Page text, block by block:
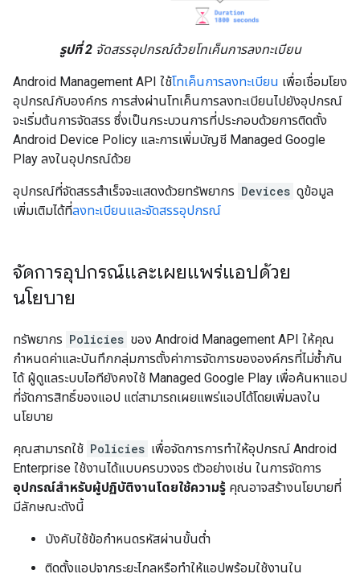
รูปที่ 2จัดสรรอุปกรณ์ด้วยโทเค็นการลงทะเบียน
Android Management API ใช้โทเค็นการลงทะเบียน เพื่อเชื่อมโยง
อุปกรณ์กับองค์กร การส่งผ่านโทเค็นการลงทะเบียนไปยังอุปกรณ์
จะเริ่มต้นการจัดสรร ซึ่งเป็นกระบวนการที่ประกอบด้วยการติดตั้ง
Android Device Policy และการเพิ่มบัญชี Managed Google
Play ลงในอุปกรณ์ด้วย
อุปกรณ์ที่จัดสรรสำเร็จจะแสดงด้วยทรัพยากร Devices ดูข้อมูล
เพิ่มเติมได้ที่ลงทะเบียนและจัดสรรอุปกรณ์
จัดการอุปกรณ์และเผยแพร่แอปด้วย
นโยบาย
ทรัพยากร Policies ของ Android Management API ให้คุณ
กำหนดค่าและบันทึกกลุ่มการตั้งค่าการจัดการขององค์กรที่ไม่ซ้ำกัน
ได้ ผู้ดูแลระบบไอทียังคงใช้ Managed Google Play เพื่อค้นหาแอป
ที่จัดการสิทธิ์ของแอป แต่สามารถเผยแพร่แอปได้โดยเพิ่มลงใน
นโยบาย
คุณสามารถใช้ Policies เพื่อจัดการการทำให้อุปกรณ์ Android
Enterprise ใช้งานได้แบบครบวงจร ตัวอย่างเช่น ในการจัดการ
อุปกรณ์สำหรับผู้ปฏิบัติงานโดยใช้ความรู้ คุณอาจสร้างนโยบายที่
มีลักษณะดังนี้
บังคับใช้ข้อกำหนดรหัสผ่านขั้นต่ำ
ติดตั้งแอปจากระยะไกลหรือทำให้แอปพร้อมใช้งานใน